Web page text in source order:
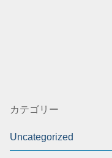
カテゴリー
Uncategorized